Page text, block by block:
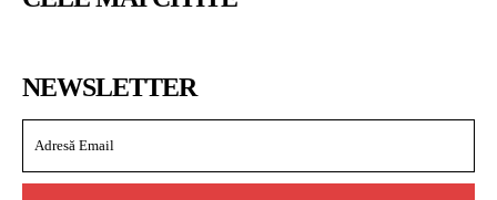
NEWSLETTER